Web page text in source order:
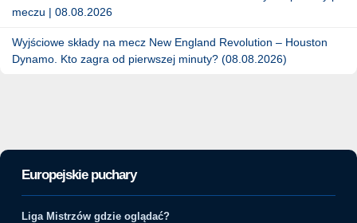
meczu | 08.08.2026
Wyjściowe składy na mecz New England Revolution – Houston
Dynamo. Kto zagra od pierwszej minuty? (08.08.2026)
Europejskie puchary
Liga Mistrzów gdzie oglądać?